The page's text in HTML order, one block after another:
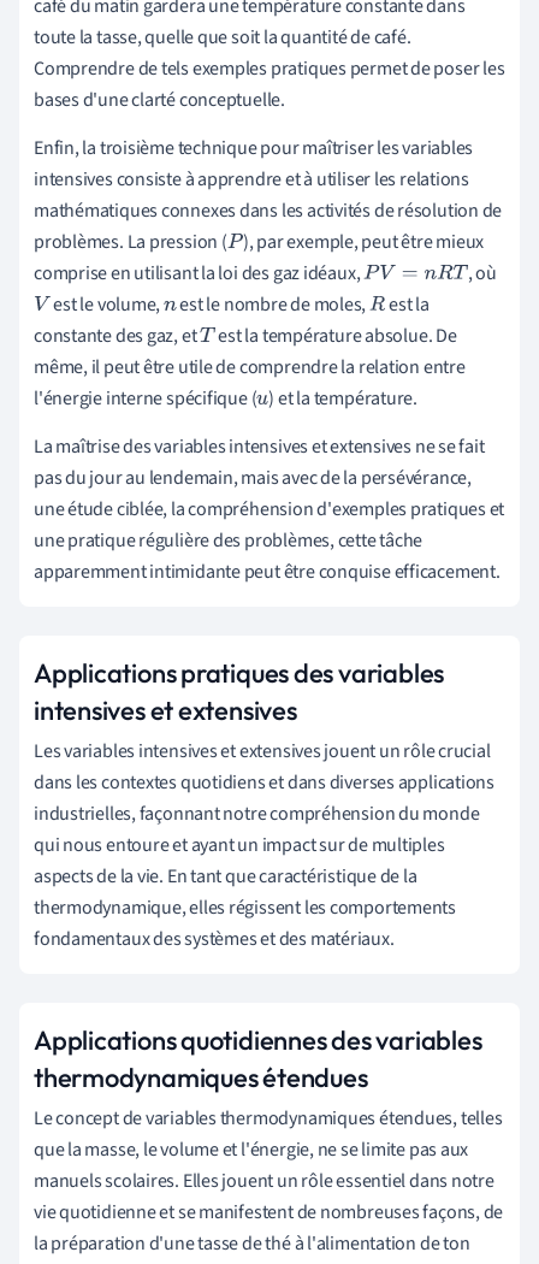
café du matin gardera une température constante dans
toute la tasse, quelle que soit la quantité de café.
Comprendre de tels exemples pratiques permet de poser les
bases d'une clarté conceptuelle.
Enfin, la troisième technique pour maîtriser les variables
intensives consiste à apprendre et à utiliser les relations
mathématiques connexes dans les activités de résolution de
problèmes. La pression (P ), par exemple, peut être mieux
comprise en utilisant la loi des gaz idéaux,PV=nRT
, où
V est le volume,nest le nombre de moles,R est la
constante des gaz, etT est la température absolue. De
même, il peut être utile de comprendre la relation entre
l'énergie interne spécifique (u) et la température.
La maîtrise des variables intensives et extensives ne se fait
pas du jour au lendemain, mais avec de la persévérance,
une étude ciblée, la compréhension d'exemples pratiques et
une pratique régulière des problèmes, cette tâche
apparemment intimidante peut être conquise efficacement.
Applications pratiques des variables
intensives et extensives
Les variables intensives et extensives jouent un rôle crucial
dans les contextes quotidiens et dans diverses applications
industrielles, façonnant notre compréhension du monde
qui nous entoure et ayant un impact sur de multiples
aspects de la vie. En tant que caractéristique de la
thermodynamique, elles régissent les comportements
fondamentaux des systèmes et des matériaux.
Applications quotidiennes des variables
thermodynamiques étendues
Le concept de variables thermodynamiques étendues, telles
que la masse, le volume et l'énergie, ne se limite pas aux
manuels scolaires. Elles jouent un rôle essentiel dans notre
vie quotidienne et se manifestent de nombreuses façons, de
la préparation d'une tasse de thé à l'alimentation de ton